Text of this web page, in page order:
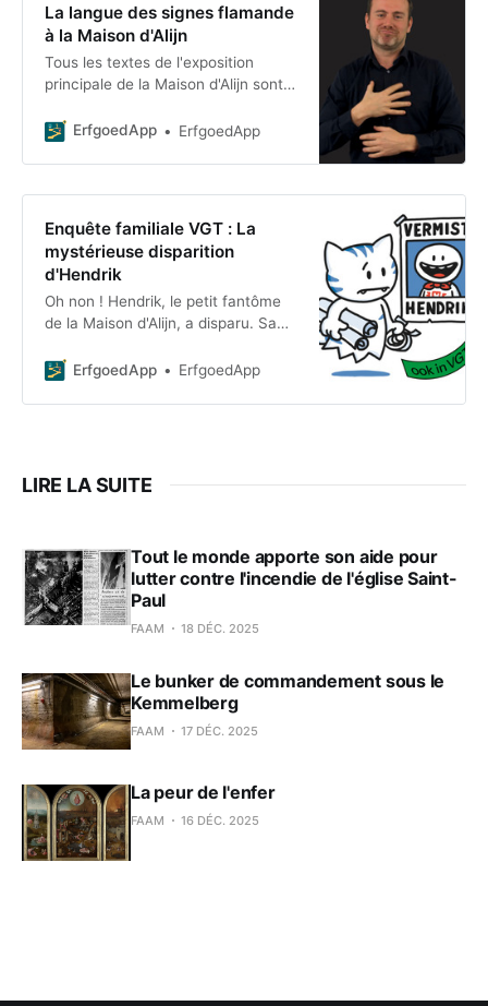
La langue des signes flamande
à la Maison d'Alijn
Tous les textes de l'exposition
principale de la Maison d'Alijn sont
flamande. Scannez un texte au
ErfgoedApp ErfgoedApp
Enquête familiale VGT : La
mystérieuse disparition
d'Hendrik
Oh non ! Hendrik, le petit fantôme
de la Maison d'Alijn, a disparu. Sa
plus nulle part. Un vrai mystère !
ErfgoedApp ErfgoedApp
LIRE LA SUITE
Tout le monde apporte son aide pour
lutter contre l'incendie de l'église Saint-
Paul
FAAM 18 DÉC. 2025
Le bunker de commandement sous le
Kemmelberg
FAAM 17 DÉC. 2025
La peur de l'enfer
FAAM 16 DÉC. 2025